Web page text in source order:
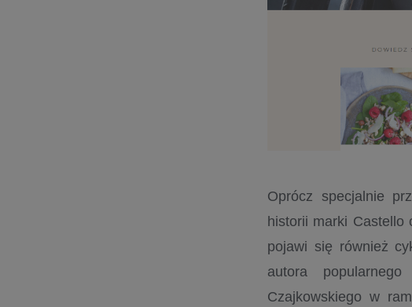
Oprócz specjalnie
historii marki
pojawi się również
autora
Czajkowskiego w